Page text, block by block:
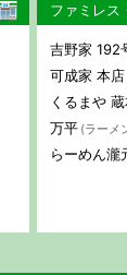
ファミレス
吉野家 192
可成家 本店
くるまや
万平 (ラーメ
らーめん瀧